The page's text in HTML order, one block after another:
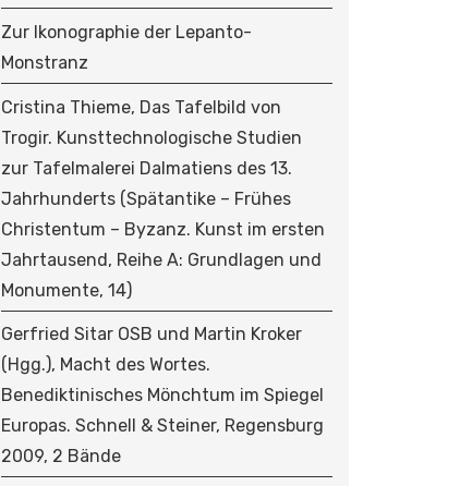
Zur Ikonographie der Lepanto-
Monstranz
Cristina Thieme, Das Tafelbild von
Trogir. Kunsttechnologische Studien
zur Tafelmalerei Dalmatiens des 13.
Jahrhunderts (Spätantike – Frühes
Christentum – Byzanz. Kunst im ersten
Jahrtausend, Reihe A: Grundlagen und
Monumente, 14)
Gerfried Sitar OSB und Martin Kroker
(Hgg.), Macht des Wortes.
Benediktinisches Mönchtum im Spiegel
Europas. Schnell & Steiner, Regensburg
2009, 2 Bände